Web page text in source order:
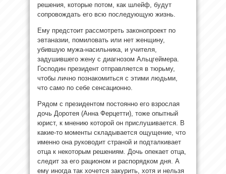
решения, которые потом, как шлейф, будут
сопровождать его всю последующую жизнь.
Ему предстоит рассмотреть законопроект по
эвтаназии, помиловать или нет женщину,
убившую мужа-насильника, и учителя,
задушившего жену с диагнозом Альцгеймера.
Господин президент отправляется в тюрьму,
чтобы лично познакомиться с этими людьми,
что само по себе сенсационно.
Рядом с президентом постоянно его взрослая
дочь Доротея (Анна Ферцетти), тоже опытный
юрист, к мнению которой он прислушивается. В
какие-то моменты складывается ощущение, что
именно она руководит страной и подталкивает
отца к некоторым решениям. Дочь опекает отца,
следит за его рационом и распорядком дня. А
ему иногда так хочется закурить, хотя и нельзя